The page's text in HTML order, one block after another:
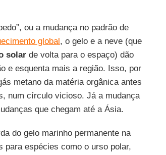
ou a mudança no padrão de
global, o gelo e a neve (que
solarde volta para o espaço) dão
e esquenta mais a região. Isso, por
metano da matéria orgânica antes
num círculo vicioso. Já a mudança
que chegam até a Ásia.
do gelo marinho permanente na
para espécies como o urso polar,